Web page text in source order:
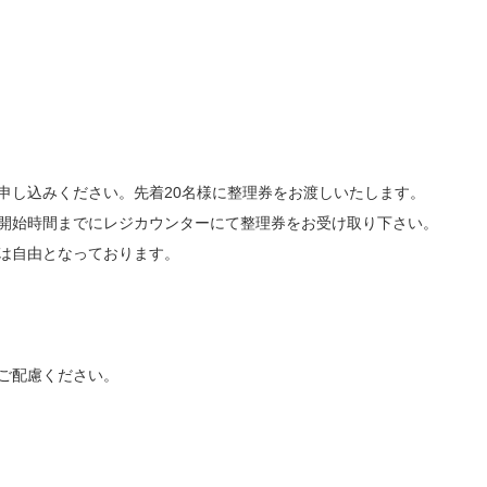
込みください。先着20名様に整理券をお渡しいたします。
時間までにレジカウンターにて整理券をお受け取り下さい。
由となっております。
配慮ください。